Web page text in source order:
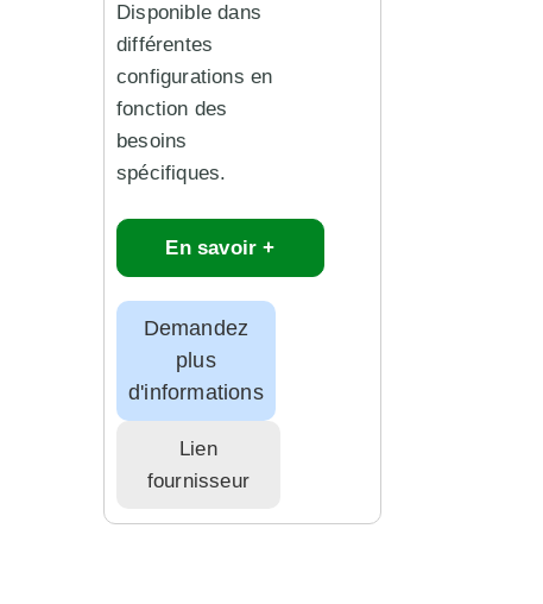
Disponible dans
différentes
configurations en
fonction des
besoins
spécifiques.
En savoir +
Demandez
plus
d'informations
Lien
fournisseur